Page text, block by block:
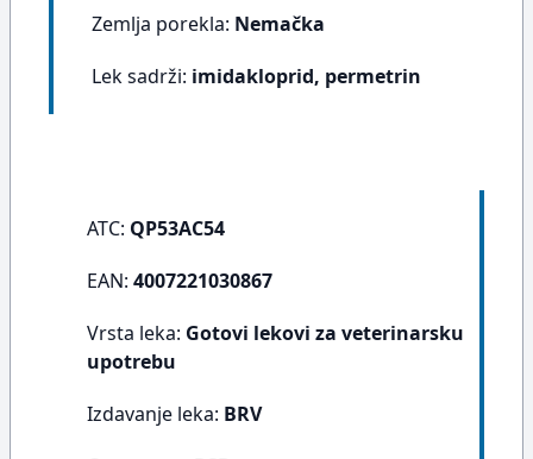
Zemlja porekla: Nemačka
Lek sadrži: imidakloprid, permetrin
ATC: QP53AC54
EAN: 4007221030867
Vrsta leka: Gotovi lekovi za veterinarsku
upotrebu
Izdavanje leka: BRV